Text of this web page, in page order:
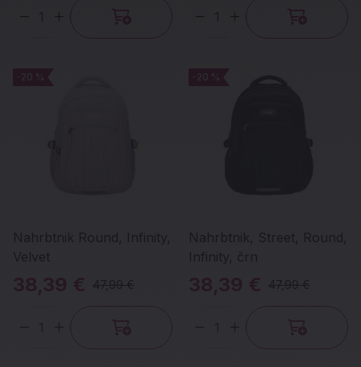
-20 %
Nahrbtnik Round, Infinity,
Velvet
-20 %
38,39 € 47,99 €
Količina
-20 %
Nahrbtnik, Street, Round,
Infinity, črn
-20 %
38,39 € 47,99 €
Količina